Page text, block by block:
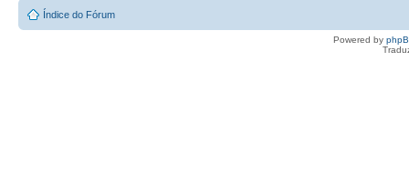
Índice do Fórum
Powered by